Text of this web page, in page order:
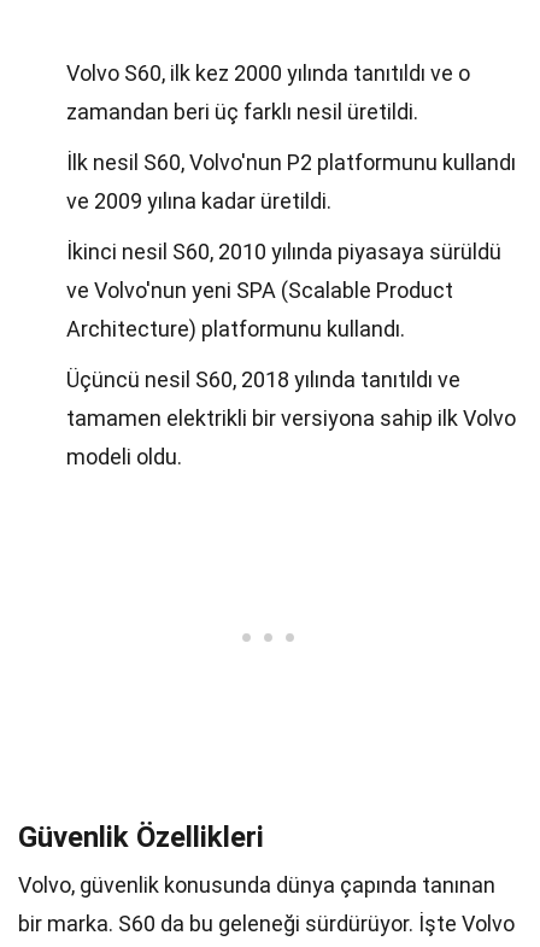
Volvo S60, ilk kez 2000 yılında tanıtıldı ve o
zamandan beri üç farklı nesil üretildi.
İlk nesil S60, Volvo'nun P2 platformunu kullandı
ve 2009 yılına kadar üretildi.
İkinci nesil S60, 2010 yılında piyasaya sürüldü
ve Volvo'nun yeni SPA (Scalable Product
Architecture) platformunu kullandı.
Üçüncü nesil S60, 2018 yılında tanıtıldı ve
tamamen elektrikli bir versiyona sahip ilk Volvo
modeli oldu.
Güvenlik Özellikleri
Volvo, güvenlik konusunda dünya çapında tanınan
bir marka. S60 da bu geleneği sürdürüyor. İşte Volvo